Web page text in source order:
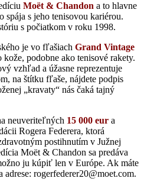
Moët & Chandon a to hlavne
spája s jeho tenisovou kariérou.
s počiatkom v roku 1998.
je vo fľašiach Grand Vintage
kože, podobne ako tenisové rakety.
vzhľad a úžasne reprezentuje
na štítku fľaše, nájdete podpis
„kravaty“ nás čaká tajný
neuveriteľných 15 000 eur a
Rogera Federera, ktorá
postihnutím v Južnej
Moët & Chandon sa predáva
ju kúpiť len v Európe. Ak máte
adrese: rogerfederer20@moet.com.